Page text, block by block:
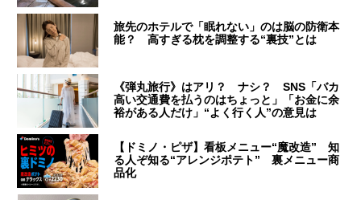
旅先のホテルで「眠れない」のは脳の防衛本
能？ 高すぎる枕を調整する“裏技”とは
《弾丸旅行》はアリ？ ナシ？ SNS「バカ
高い交通費を払うのはちょっと」「お金に余
裕がある人だけ」“よく行く人”の意見は
【ドミノ・ピザ】看板メニュー“魔改造” 知
る人ぞ知る“アレンジポテト” 裏メニュー商
品化